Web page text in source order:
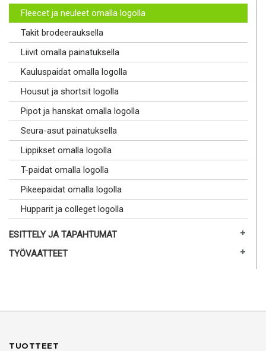
Fleecet ja neuleet omalla logolla
Takit brodeerauksella
Liivit omalla painatuksella
Kauluspaidat omalla logolla
Housut ja shortsit logolla
Pipot ja hanskat omalla logolla
Seura-asut painatuksella
Lippikset omalla logolla
T-paidat omalla logolla
Pikeepaidat omalla logolla
Hupparit ja colleget logolla
ESITTELY JA TAPAHTUMAT
TYÖVAATTEET
TUOTTEET